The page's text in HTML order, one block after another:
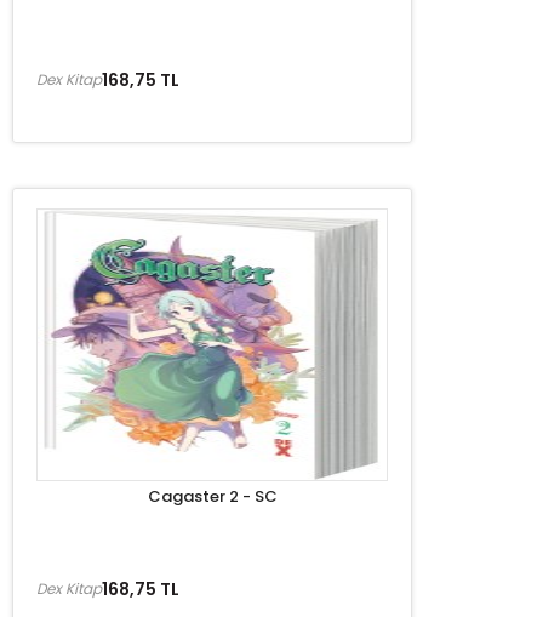
168,75 TL
Dex Kitap
Cagaster 2 - SC
168,75 TL
Dex Kitap